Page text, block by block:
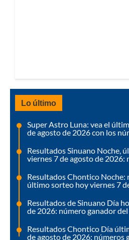
Lo último
Super Astro Luna: vea el
de agosto de 2026 con los
Resultados Sinuano Noche,
viernes 7 de agosto de 2026:
Resultados Chontico Noche:
último sorteo hoy viernes 7
Resultados de Sinuano Día
de 2026: número ganador
Resultados Chontico Día
de agosto de 2026: números